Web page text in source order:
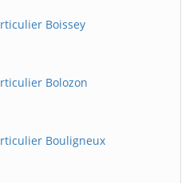
Boissey
Bolozon
Bouligneux